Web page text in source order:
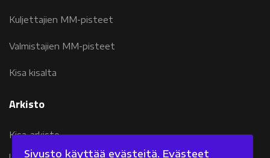
Kuljettajien MM-pisteet
Valmistajien MM-pisteet
Kisa kisalta
Arkisto
Kisa-arkisto
Sivusto käyttää evästeitä. Evästeet